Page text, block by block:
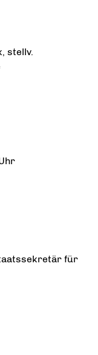
stellv.
für